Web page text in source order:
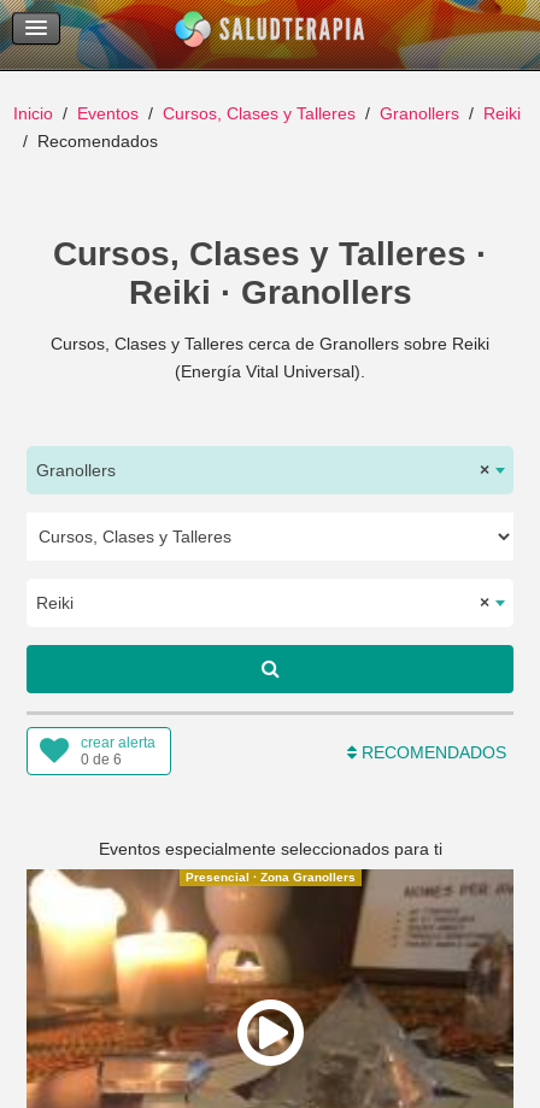
Temas Recientes
Buscar
Inicio Eventos Cursos, Clases y Talleres Granollers
Reiki
Recomendados
Cursos, Clases y Talleres ·
Reiki · Granollers
Cursos, Clases y Talleres cerca de Granollers sobre Reiki
(Energía Vital Universal).
×
Granollers
×
Reiki
crear alerta
0 de 6
RECOMENDADOS
Eventos especialmente seleccionados para ti
Presencial · Zona Granollers